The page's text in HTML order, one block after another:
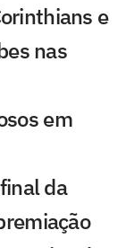
e
nas
em
da